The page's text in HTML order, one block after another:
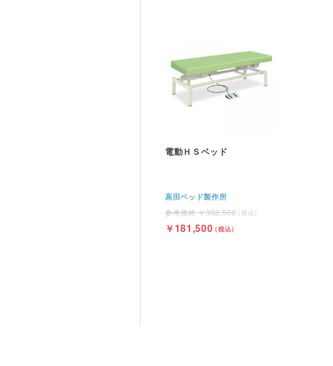
電動ＨＳベッド
高田ベッド製作所
302,500
181,500